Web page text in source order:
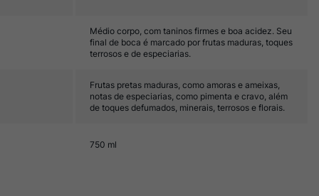
Médio corpo, com taninos firmes e boa acidez. Seu
final de boca é marcado por frutas maduras, toques
terrosos e de especiarias.
Frutas pretas maduras, como amoras e ameixas,
notas de especiarias, como pimenta e cravo, além
de toques defumados, minerais, terrosos e florais.
750 ml